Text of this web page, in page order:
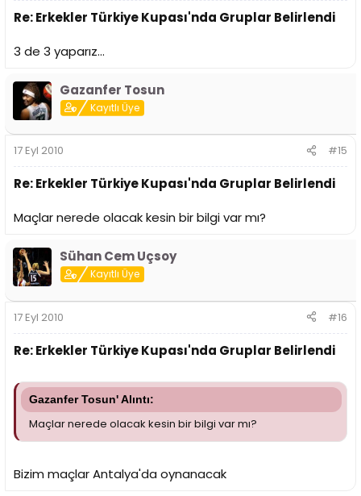
Re: Erkekler Türkiye Kupası'nda Gruplar Belirlendi
3 de 3 yaparız...
Gazanfer Tosun
Kayıtlı Üye
17 Eyl 2010 #15
Re: Erkekler Türkiye Kupası'nda Gruplar Belirlendi
Maçlar nerede olacak kesin bir bilgi var mı?
Sühan Cem Uçsoy
Kayıtlı Üye
17 Eyl 2010 #16
Re: Erkekler Türkiye Kupası'nda Gruplar Belirlendi
Gazanfer Tosun' Alıntı:
Maçlar nerede olacak kesin bir bilgi var mı?
Bizim maçlar Antalya'da oynanacak